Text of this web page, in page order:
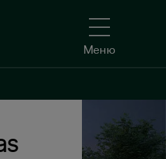
Меню
Меню
информацию